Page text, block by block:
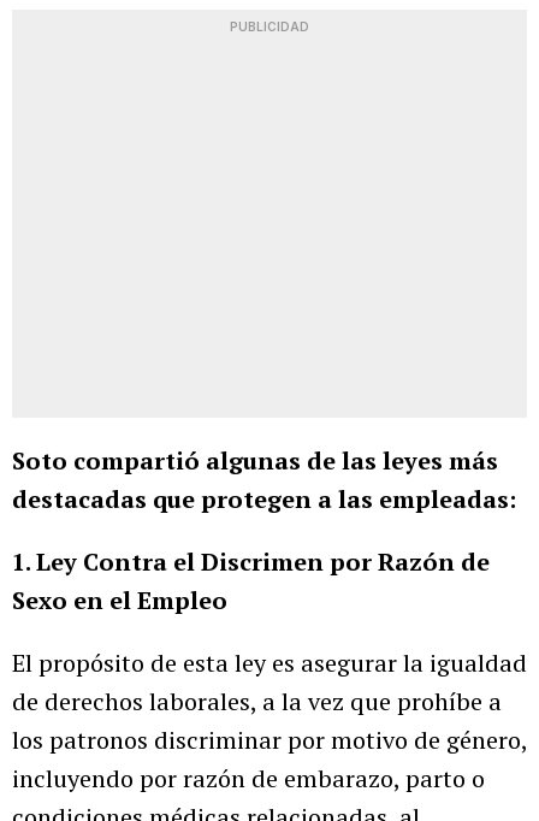
PUBLICIDAD
Soto compartió algunas de las leyes más
destacadas que protegen a las empleadas:
1. Ley Contra el Discrimen por Razón de
Sexo en el Empleo
El propósito de esta ley es asegurar la igualdad
de derechos laborales, a la vez que prohíbe a
los patronos discriminar por motivo de género,
incluyendo por razón de embarazo, parto o